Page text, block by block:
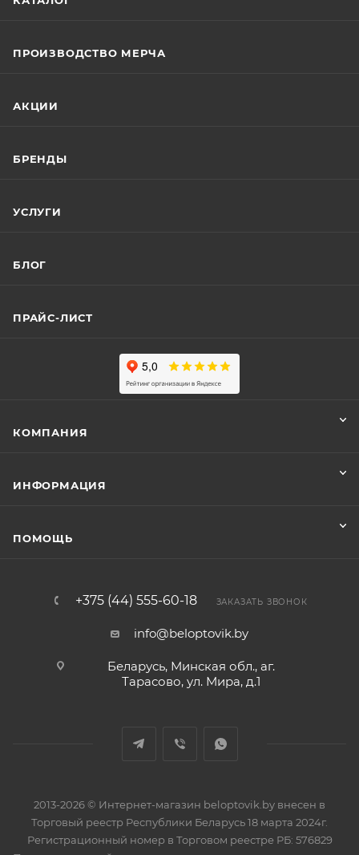
ПРОИЗВОДСТВО МЕРЧА
АКЦИИ
БРЕНДЫ
УСЛУГИ
БЛОГ
ПРАЙС-ЛИСТ
КОМПАНИЯ
ИНФОРМАЦИЯ
ПОМОЩЬ
+375 (44) 555-60-18 ЗАКАЗАТЬ ЗВОНОК
info@beloptovik.by
Беларусь, Минская обл., аг.
Тарасово, ул. Мира, д.1
2013-2026 © Интернет-магазин beloptovik.by внесен в
Торговый реестр Республики Беларусь 18 марта 2024г.
Регистрационный номер в Торговом реестре РБ: 576829